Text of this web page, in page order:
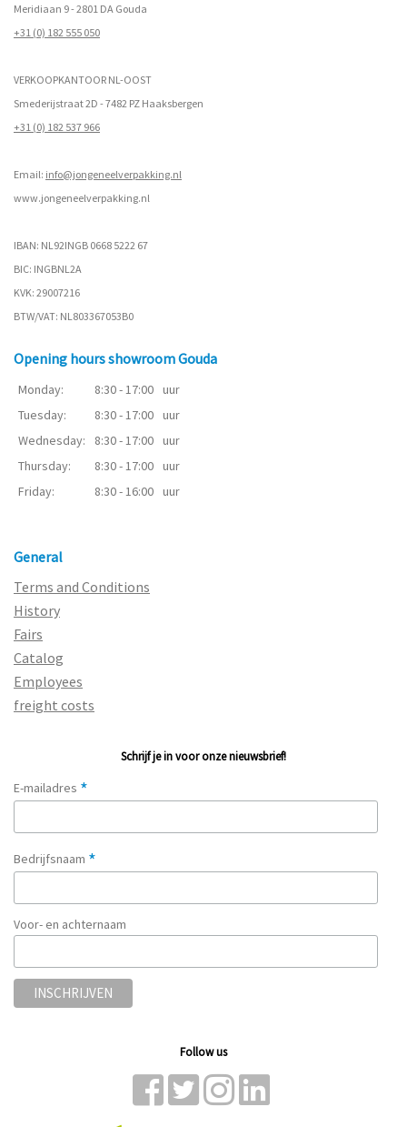
Meridiaan 9 - 2801 DA Gouda
+31 (0) 182 555 050
VERKOOPKANTOOR NL-OOST
Smederijstraat 2D - 7482 PZ Haaksbergen
+31 (0) 182 537 966
Email: info@jongeneelverpakking.nl
www.jongeneelverpakking.nl
IBAN: NL92INGB 0668 5222 67
BIC: INGBNL2A
KVK: 29007216
BTW/VAT: NL803367053B0
Opening hours showroom Gouda
Monday: 8:30 - 17:00 uur
Tuesday:
8:30 - 17:00 uur
Wednesday:
8:30 - 17:00 uur
Thursday:
8:30 - 17:00 uur
Friday:
8:30 - 16:00 uur
General
Terms and Conditions
History
Fairs
Catalog
Employees
freight costs
Schrijf je in voor onze nieuwsbrief!
E-mailadres *
Bedrijfsnaam *
Voor- en achternaam
Follow us